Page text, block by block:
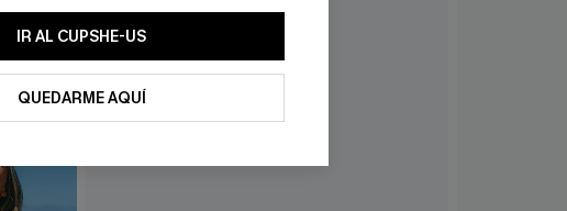
IR AL CUPSHE-US
QUEDARME AQUÍ